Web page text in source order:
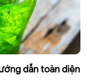
dẫn toàn diện